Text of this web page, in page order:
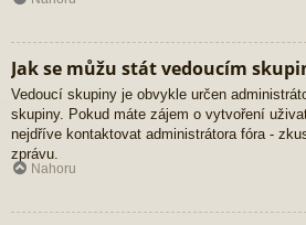
Jak se můžu stát vedoucím
Vedoucí skupiny je obvykle určen
skupiny. Pokud máte zájem o vytvoření
nejdříve kontaktovat administrátora fóra -
zprávu.
Nahoru